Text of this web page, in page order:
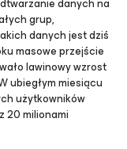
grup,
danych jest dziś
masowe przejście
lawinowy wzrost
ubiegłym miesiącu
użytkowników
20 milionami